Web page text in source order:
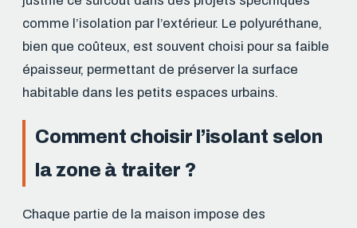
comme l’isolation par l’extérieur. Le polyuréthane,
bien que coûteux, est souvent choisi pour sa faible
épaisseur, permettant de préserver la surface
habitable dans les petits espaces urbains.
Comment choisir l’isolant selon
la zone à traiter ?
Chaque partie de la maison impose des